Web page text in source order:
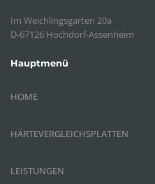
Im Weichlingsgarten 20a
D-67126 Hochdorf-Assenheim
Hauptmenü
HOME
HÄRTEVERGLEICHSPLATTEN
LEISTUNGEN